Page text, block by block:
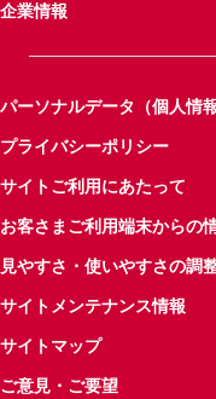
企業情報
パーソナルデータ（個人情
プライバシーポリシー
サイトご利用にあたって
お客さまご利用端末からの
見やすさ・使いやすさの調
サイトメンテナンス情報
サイトマップ
ご意見・ご要望